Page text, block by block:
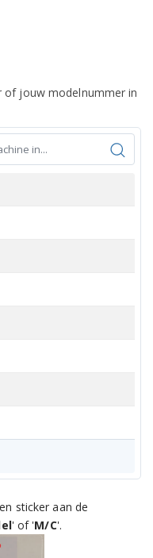
of jouw modelnummer in
sticker aan de
' of 'M/C'.